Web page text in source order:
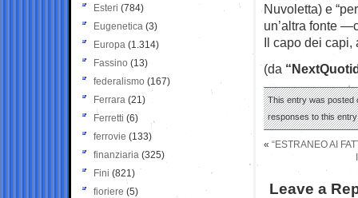
Nuvoletta) e
un’altra fonte
Il capo dei capi,
(da
This entry was posted
responses to this
« “ESTRANEO AI
Leave a
Esteri (784)
Eugenetica (3)
Europa (1.314)
Fassino (13)
federalismo (167)
Ferrara (21)
Ferretti (6)
ferrovie (133)
finanziaria (325)
Fini (821)
fioriere (5)